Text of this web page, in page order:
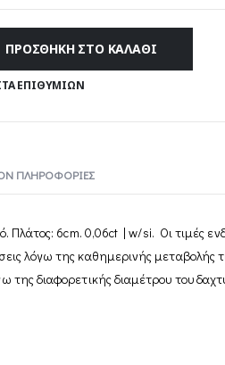
ΠΡΟΣΘΉΚΗ ΣΤΟ ΚΑΛΆΘΙ
ΕΠΙΘΥΜΙΏΝ
ΠΛΗΡΟΦΟΡΊΕΣ
Πλάτος: 6cm. 0,06ct | w/si. Οι τιµές
λόγω της καθηµερινής
διαφορετικής διαµέτρου του